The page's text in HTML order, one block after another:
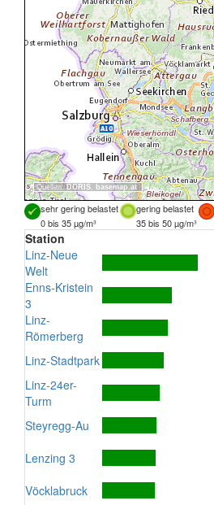
Quellen:DORIS, basemap.at
sehr gering belastet gering belastet
0 bis 35 µg/m³
35 bis 50 µg/m³
Station
Linz-Neue
Welt
Enns-Kristein
3
Linz-
Römerberg
Linz-Stadtpark
Linz-24er-
Turm
Steyregg-Au
Lenzing 3
Vöcklabruck